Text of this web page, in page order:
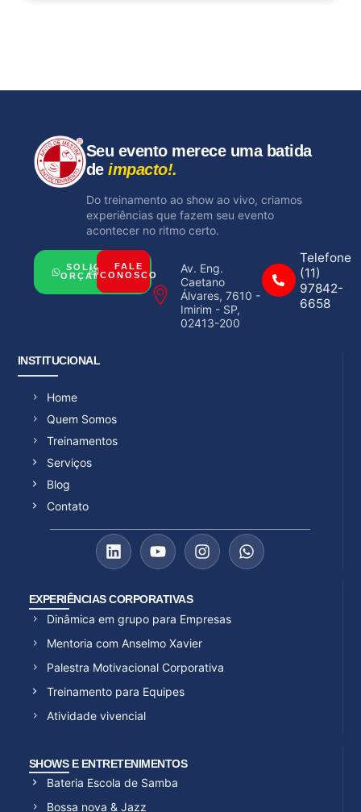
Seu evento merece uma batida
deimpacto!.
Do treinamento ao show ao vivo, criamos
experiências que fazem seu evento
acontecer no ritmo certo.
SOLICITAR
ORÇAMENTO
FALE
CONOSCO
Av. Eng.
Caetano
Álvares, 7610 -
Imirim - SP,
02413-200
Telefone
(11)
97842-
6658
INSTITUCIONAL
Home
Quem Somos
Treinamentos
Serviços
Blog
Contato
EXPERIÊNCIAS CORPORATIVAS
Dinâmica em grupo para Empresas
Mentoria com Anselmo Xavier
Palestra Motivacional Corporativa
Treinamento para Equipes
Atividade vivencial
SHOWS E ENTRETENIMENTOS
Bateria Escola de Samba
Bossa nova & Jazz